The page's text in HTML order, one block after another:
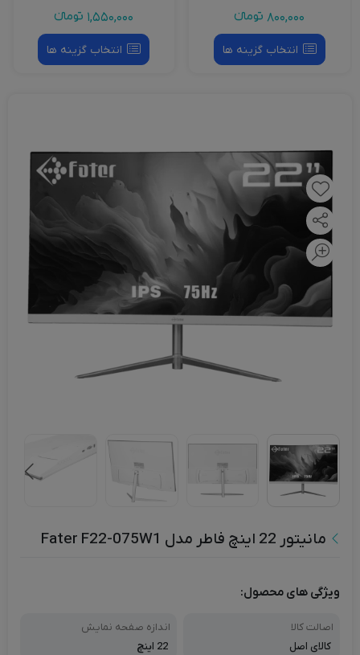
800,000 تومانءء
انتخاب گزینه ها
1,550,000 تومانءء
انتخاب گزینه ها
مانیتور 22 اینچ فاطر مدل Fater F22-075W1
ویژگی های محصول:
اصالت کالا
کالای اصل
اندازه صفحه نمایش
22 اینچ